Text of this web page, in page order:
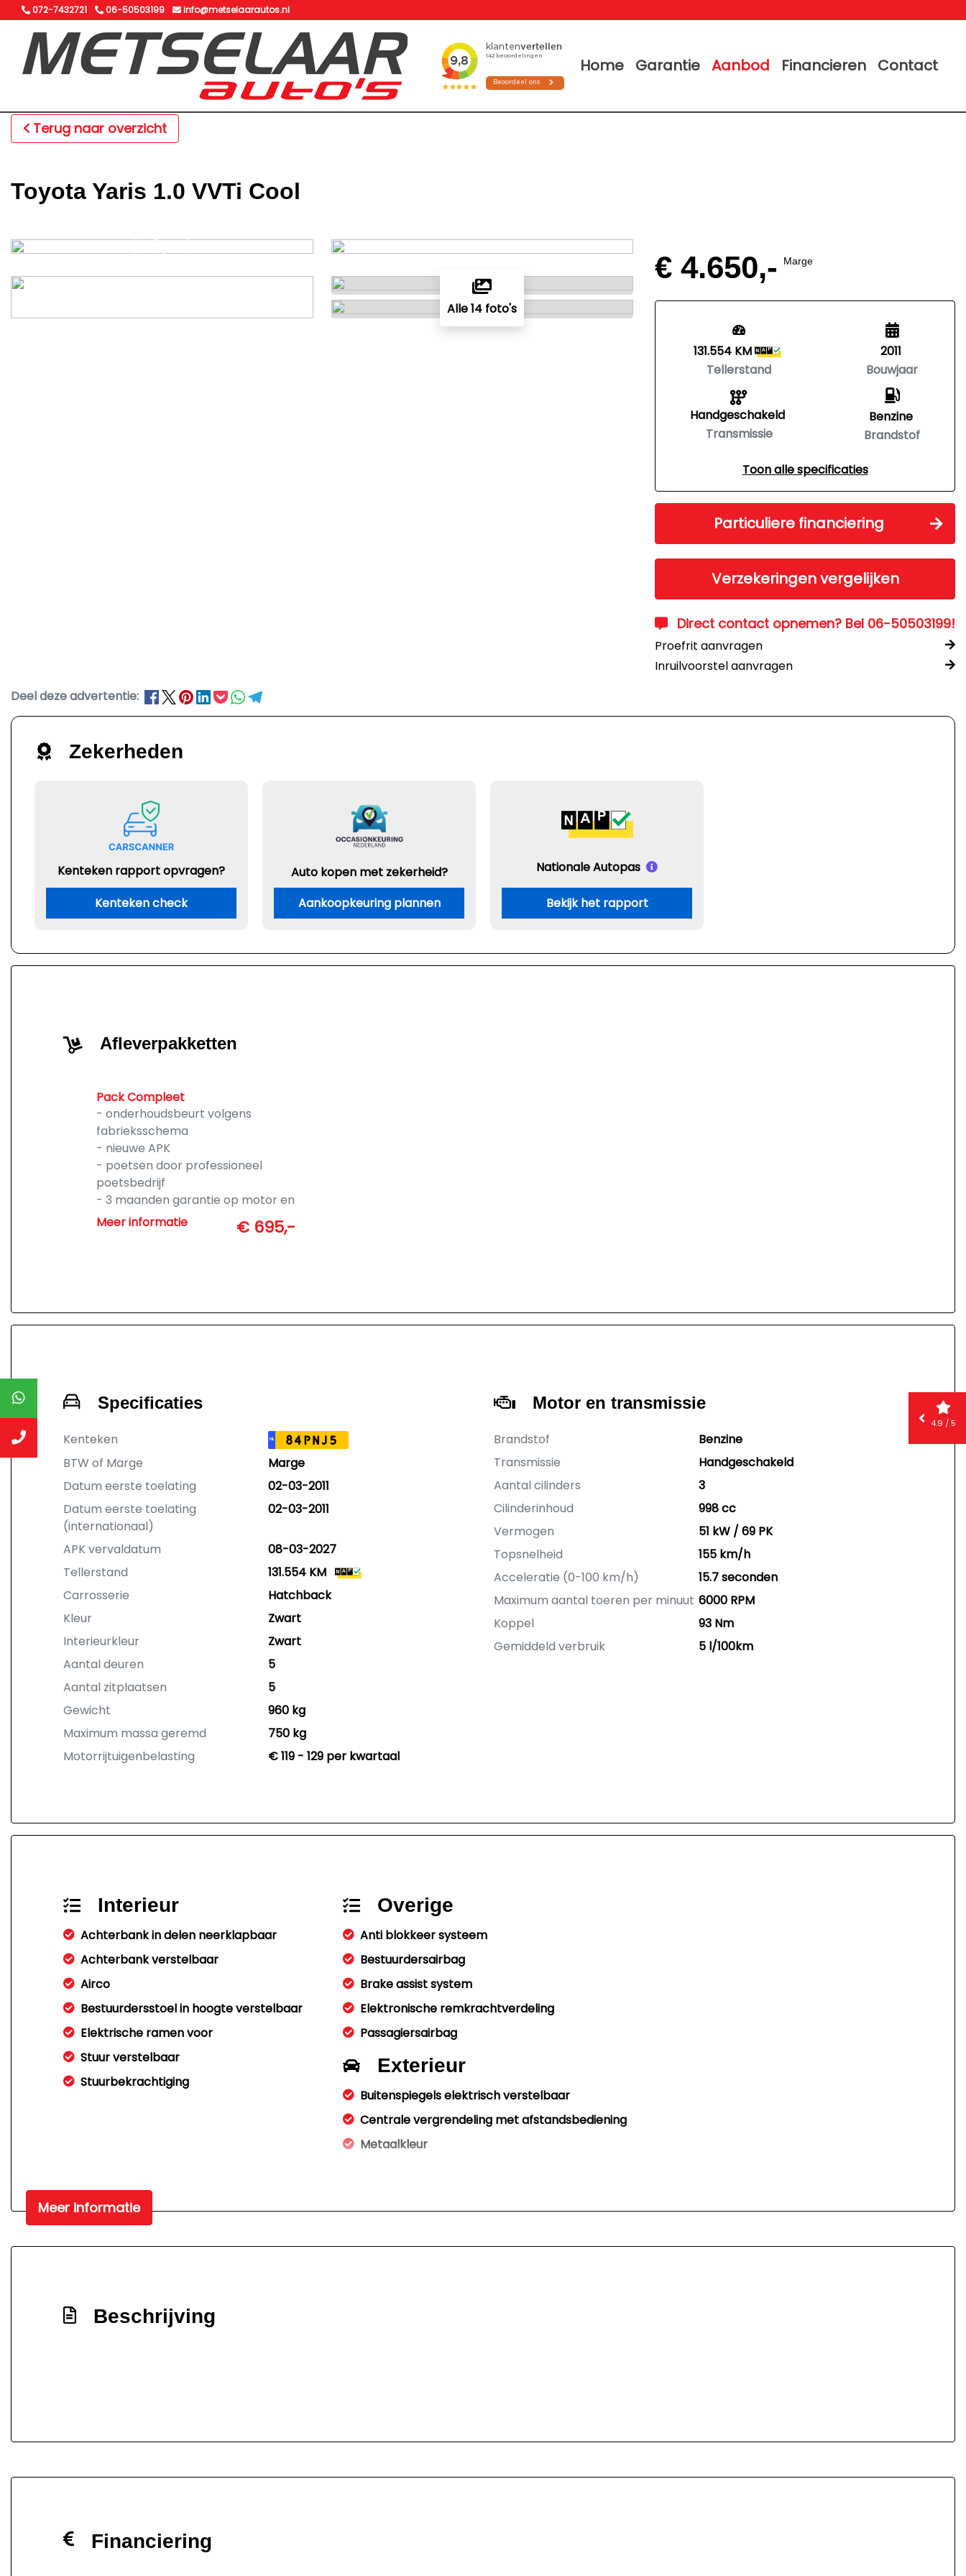
072-7432721 06-50503199 info@metselaarautos.nl
Home Garantie Aanbod Financieren Contact
Terug naar overzicht
Toyota Yaris 1.0 VVTi Cool
Alle 14 foto's
€ 4.650,- Marge
131.554 KM
Tellerstand
Handgeschakeld
Transmissie
2011
Bouwjaar
Benzine
Brandstof
Toon alle specificaties
Particuliere financiering
Verzekeringen vergelijken
Direct contact opnemen? Bel 06-50503199!
Proefrit aanvragen
Inruilvoorstel aanvragen
Deel deze advertentie:
Zekerheden
Kenteken rapport opvragen?
Kenteken check
Auto kopen met zekerheid?
Aankoopkeuring plannen
Nationale Autopas
Bekijk het rapport
Afleverpakketten
Pack Compleet
- onderhoudsbeurt volgens
fabrieksschema
- nieuwe APK
- poetsen door professioneel
poetsbedrijf
- 3 maanden garantie op motor en
transmissie
- ruim voldoende brandstof
Meer informatie € 695,-
Specificaties
Kenteken NL 84PNJ5
BTW of Marge
Marge
Datum eerste toelating
02-03-2011
Datum eerste toelating
(internationaal)
02-03-2011
APK vervaldatum
08-03-2027
Tellerstand
131.554 KM
Carrosserie
Hatchback
Kleur
Zwart
Interieurkleur
Zwart
Aantal deuren
5
Aantal zitplaatsen
5
Gewicht
960 kg
Maximum massa geremd
750 kg
Motorrijtuigenbelasting
€ 119 - 129 per kwartaal
Motor en transmissie
Brandstof
Benzine
Transmissie
Handgeschakeld
Aantal cilinders
3
Cilinderinhoud
998 cc
Vermogen
51 kW / 69 PK
Topsnelheid
155 km/h
Acceleratie (0-100 km/h)
15.7 seconden
Maximum aantal toeren per minuut 6000 RPM
Koppel
93 Nm
Gemiddeld verbruik
5 l/100km
Interieur
Achterbank in delen neerklapbaar
Achterbank verstelbaar
Airco
Bestuurdersstoel in hoogte verstelbaar
Elektrische ramen voor
Stuur verstelbaar
Stuurbekrachtiging
Overige
Anti blokkeer systeem
Bestuurdersairbag
Brake assist system
Elektronische remkrachtverdeling
Passagiersairbag
Exterieur
Buitenspiegels elektrisch verstelbaar
Centrale vergrendeling met afstandsbediening
Metaalkleur
Meer informatie
Beschrijving
Financiering
4.9 / 5